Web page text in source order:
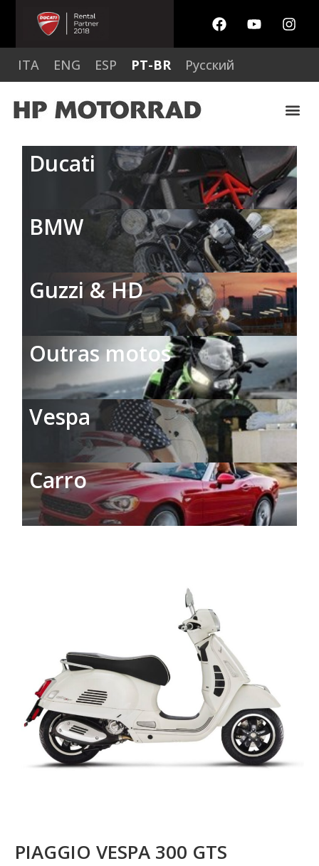
ITA ENG ESP PT-BR Русский
Ducati
BMW
Guzzi & HD
Outras motos
Vespa
Carro
PIAGGIO VESPA 300 GTS